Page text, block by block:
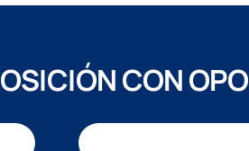
CON